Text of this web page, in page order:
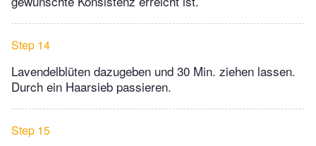
Step 14
Lavendelblüten dazugeben und 30 Min. ziehen lassen.
Durch ein Haarsieb passieren.
Step 15